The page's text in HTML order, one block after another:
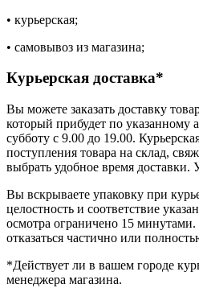
• курьерская;
• самовывоз из магазина;
Курьерская доставка*
Вы можете заказать доставку
который прибудет по указанному
субботу с 9.00 до 19.00.
поступления товара на склад,
выбрать удобное время доставки.
Вы вскрываете упаковку при
целостность и соответствие
осмотра ограничено 15
отказаться частично или
*Действует ли в вашем городе
менеджера магазина.